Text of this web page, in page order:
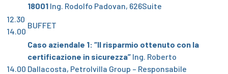
18001 Ing. Rodolfo Padovan, 626Suite
12.30
14.00
BUFFET
14.00
Caso aziendale 1: “Il risparmio ottenuto con la
certificazione in sicurezza” Ing. Roberto
Dallacosta, Petrolvilla Group – Responsabile